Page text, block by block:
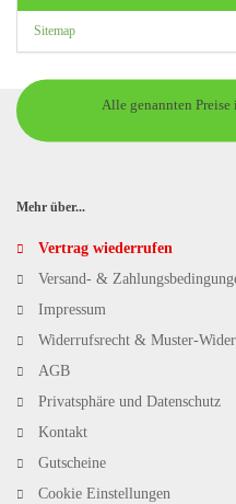
Sitemap
Alle genannten
Mehr über...
Vertrag wiederrufen
Versand- &
Impressum
Widerrufsrecht & Muster-
AGB
Privatsphäre und Datenschutz
Kontakt
Gutscheine
Cookie Einstellungen